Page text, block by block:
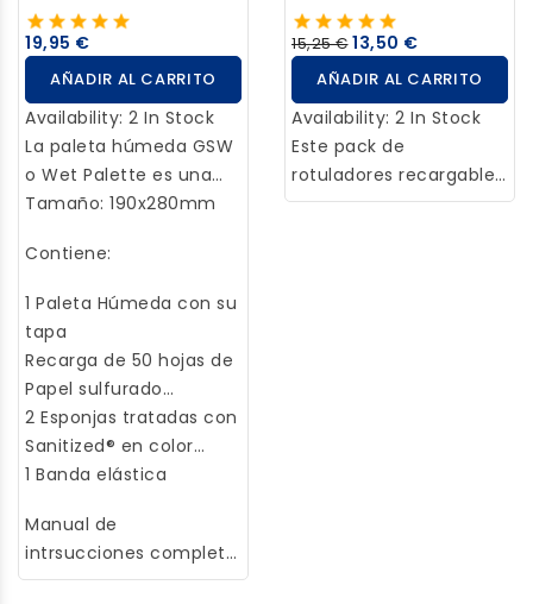
se retira, dejando unos
bordes limpios y nítidos.
perfecto para proteger
áreas de pintura y crear
patrones de camuflaje.
19,95 €
AÑADIR AL CARRITO
Availability: 2 In Stock
La paleta húmeda GSW
o Wet Palette es una
paleta que, a diferencia
tradicionales, retrasa el
que se vaya a utilizar.
Esto hace que la pintura
de la paleta siga siendo
utilizable durante mas
pintura más largas
manteniendo la pintura
fresca y sin
Tamaño: 190x280mm
Contiene:
1 Paleta Húmeda con su
tapa
Recarga de 50 hojas de
Papel sulfurado
semipermeable
2 Esponjas tratadas con
Sanitized® en color
blanco
1 Banda elástica
Manual de
intrsucciones completo
con consejos y trucos
15,25 € 13,50 €
AÑADIR AL CARRITO
Availability: 2 In Stock
Este pack de
rotuladores recargables
es una opción fiable